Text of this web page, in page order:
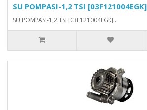
SU POMPASI-1,2 TSI [03F121004EGK]
SU POMPASI-1,2 TSI [03F121004EGK]..